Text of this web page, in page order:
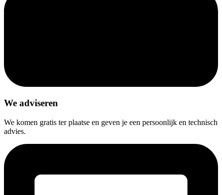
We adviseren
We komen gratis ter plaatse en geven je een persoonlijk en technisch
advies.